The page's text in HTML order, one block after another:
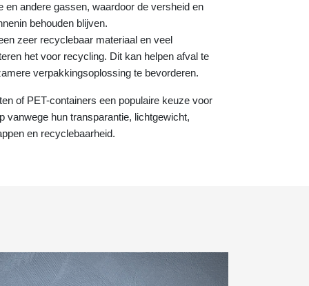
en andere gassen, waardoor de versheid en
behouden blijven.
zeer recyclebaar materiaal en veel
het voor recycling. Dit kan helpen afval te
verpakkingsoplossing te bevorderen.
of PET-containers een populaire keuze voor
vanwege hun transparantie, lichtgewicht,
en recyclebaarheid.